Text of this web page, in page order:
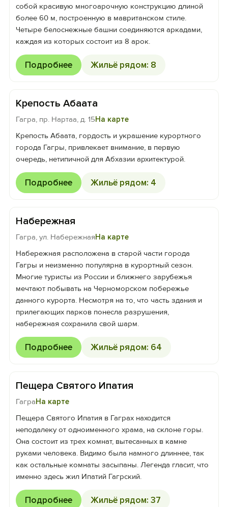
собой красивую многоарочную конструкцию длиной
более 60 м, построенную в мавританском стиле.
Четыре белоснежные башни соединяются аркадами,
каждая из которых состоит из 8 арок.
Подробнее Жильё рядом: 8
Крепость Абаата
Гагра, пр. Нартаа, д. 15На карте
Крепость Абаата, гордость и украшение курортного
города Гагры, привлекает внимание, в первую
очередь, нетипичной для Абхазии архитектурой.
Подробнее Жильё рядом: 4
Набережная
Гагра, ул. НабережнаяНа карте
Набережная расположена в старой части города
Гагры и неизменно популярна в курортный сезон.
Многие туристы из России и ближнего зарубежья
мечтают побывать на Черноморском побережье
данного курорта. Несмотря на то, что часть здания и
прилегающих парков понесла разрушения,
набережная сохранила свой шарм.
Подробнее Жильё рядом: 64
Пещера Святого Ипатия
ГаграНа карте
Пещера Святого Ипатия в Гаграх находится
неподалеку от одноименного храма, на склоне горы.
Она состоит из трех комнат, вытесанных в камне
руками человека. Видимо была намного длиннее, так
как остальные комнаты засыпаны. Легенда гласит, что
именно здесь жил Ипатий Гагрский.
Подробнее Жильё рядом: 37